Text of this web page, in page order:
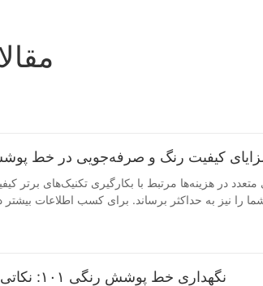
کیفیت رنگ و صرفه‌جویی در خط
در هزینه‌ها مرتبط با بکارگیری تکنیک‌های برتر
نیز به حداکثر برساند. برای کسب اطلاعات بیشتر
کیفیت رنگ یک عامل کلیدی است که
کند. چه برای کاربردهای معماری، خودرو یا
نگهداری خط پوشش رنگی ۱۰۱: نکاتی از متخصصان